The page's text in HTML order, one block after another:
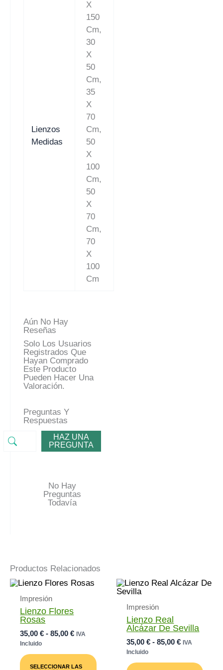
Lienzos
Medidas
X
150
Cm,
30
X
50
Cm,
35
X
70
Cm,
50
X
100
Cm,
50
X
70
Cm,
70
X
100
Cm
Aún No Hay
Reseñas
Solo Los Usuarios
Registrados Que
Hayan Comprado
Este Producto
Pueden Hacer Una
Valoración.
Preguntas Y
Respuestas
HAZ UNA
PREGUNTA
No Hay
Preguntas
Todavía
Productos Relacionados
Impresión
Lienzo Flores
Rosas
35,00€ - 85,00€Rango
Desde
IVA
Incluido
SELECCIONAR LAS
Producto
Impresión
Lienzo Real
Alcázar De Sevilla
35,00€ - 85,00€Rango
IVA
Incluido